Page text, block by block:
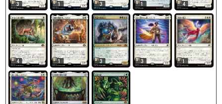
3 1 3 1 4
4 1 3 3 1